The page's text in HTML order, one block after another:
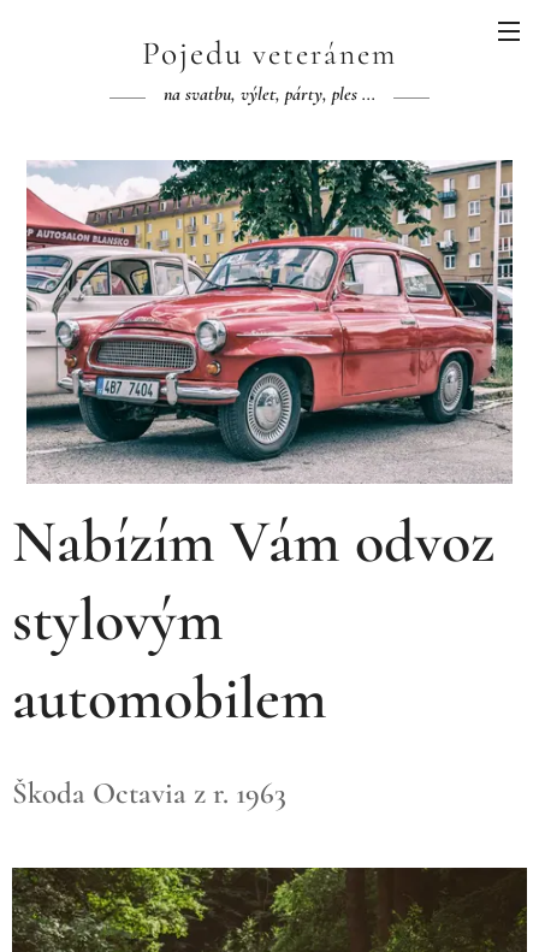
Pojedu veteránem
na svatbu, výlet, párty, ples ...
Nabízím Vám odvoz
stylovým
automobilem
Škoda Octavia z r. 1963